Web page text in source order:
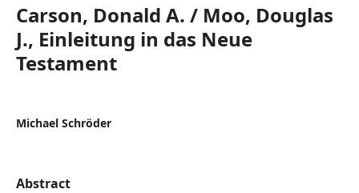
Carson, Donald A. / Moo, Douglas
J., Einleitung in das Neue
Testament
Michael Schröder
Abstract